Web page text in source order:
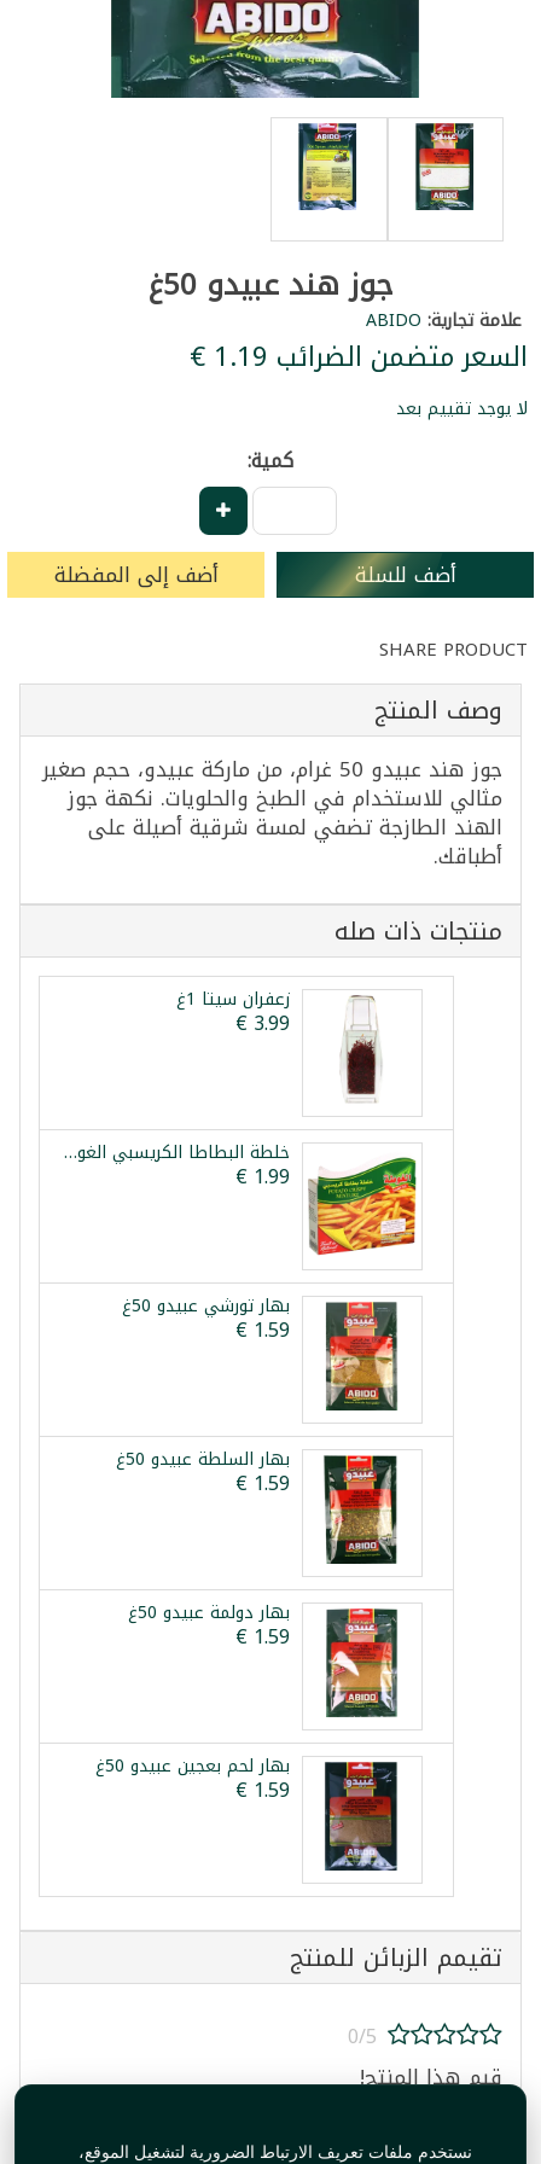
نستخدم ملفات تعريف الارتباط الضرورية لتشغيل الموقع،
جوز هند عبيدو 50غ
علامة تجارية: ABIDO
السعر متضمن الضرائب ‏1.19 €
لا يوجد تقييم بعد
كمية:
أضف للسلة أضف إلى المفضلة
SHARE PRODUCT
وصف المنتج
جوز هند عبيدو 50 غرام، من ماركة عبيدو، حجم صغير
مثالي للاستخدام في الطبخ والحلويات. نكهة جوز
الهند الطازجة تضفي لمسة شرقية أصيلة على
أطباقك.
منتجات ذات صله
زعفران سيتا 1غ
خلطة البطاطا الكريسبي الغوطة 100غ
بهار تورشي عبيدو 50غ
بهار السلطة عبيدو 50غ
بهار دولمة عبيدو 50غ
بهار لحم بعجين عبيدو 50غ
تقيمم الزبائن للمنتج
0/5
قيم هذا المنتج!